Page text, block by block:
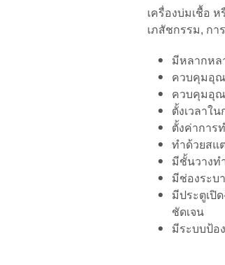
เครื่องบ่มเชื้อ
เภสัชกรรม, กา
มีหลากหล
ควบคุมอุณ
ควบคุมอุณ
ตั้งเวลาใ
ตั้งค่าการ
ทำด้วยสแ
มีชั้นวางท
มีช่องระบ
มีประตูเปิ
ชัดเจน
มีระบบป้อ